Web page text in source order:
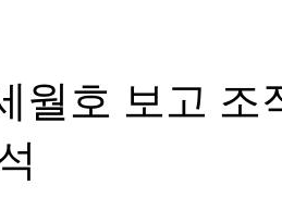
월호 보고 조